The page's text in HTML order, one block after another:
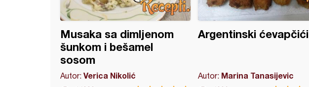
Musaka sa dimljenom
šunkom i bešamel
sosom
Autor: Verica Nikolić
Argentinski ćevapčići
Autor: Marina Tanasijevic